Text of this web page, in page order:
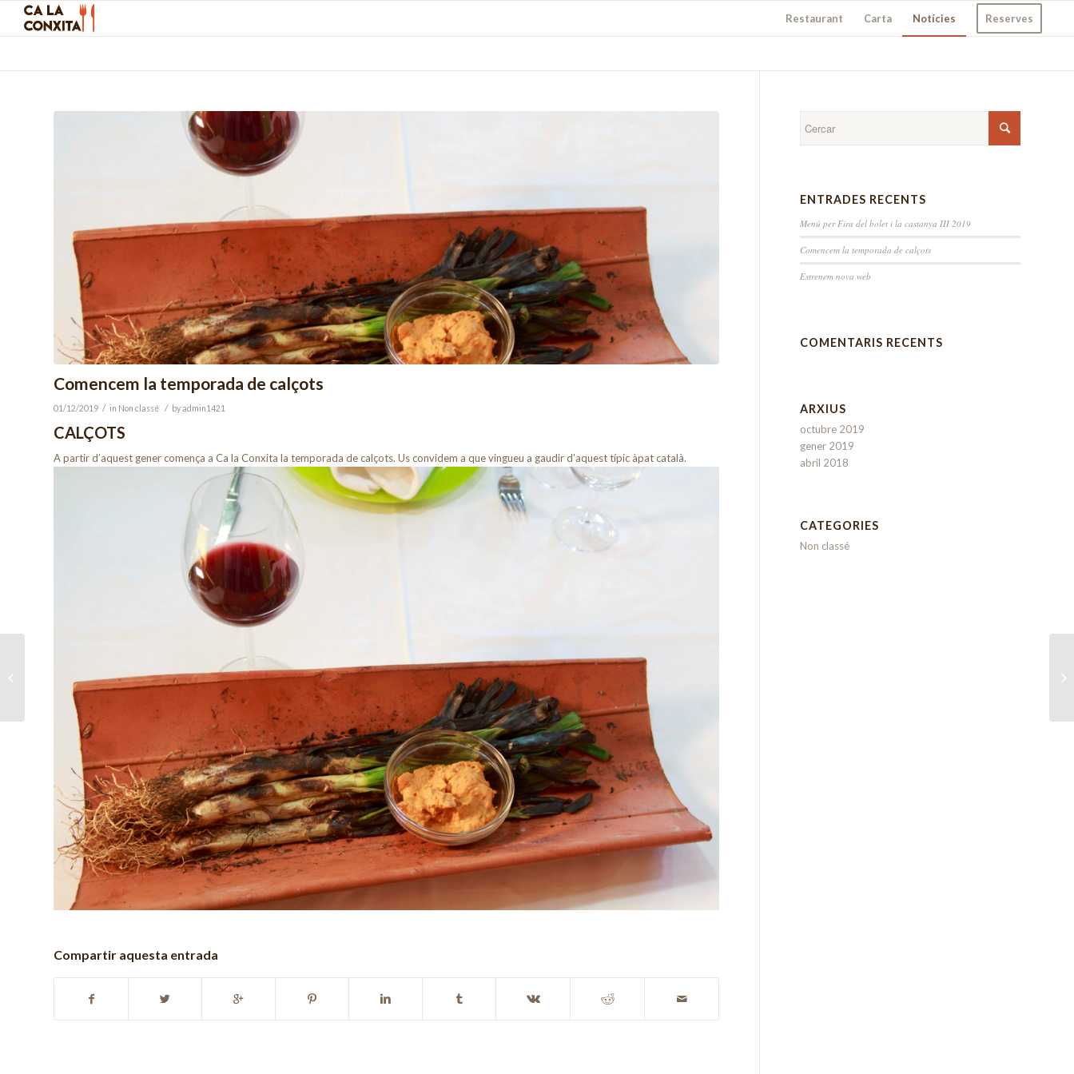
Restaurant Carta Notícies Reserves
Comencem la temporada de calçots
01/12/2019 / in Non classé / byadmin1421
CALÇOTS
A partir d’aquest gener comença a Ca la Conxita la temporada de calçots. Us convidem a que vingueu a gaudir d’aquest típic àpat català.
Compartir aquesta entrada
ENTRADES RECENTS
Menú per Fira del bolet i la castanya III 2019
Comencem la temporada de calçots
Estrenem nova web
COMENTARIS RECENTS
ARXIUS
octubre 2019
gener 2019
abril 2018
CATEGORIES
Non classé
Estrenem nova web